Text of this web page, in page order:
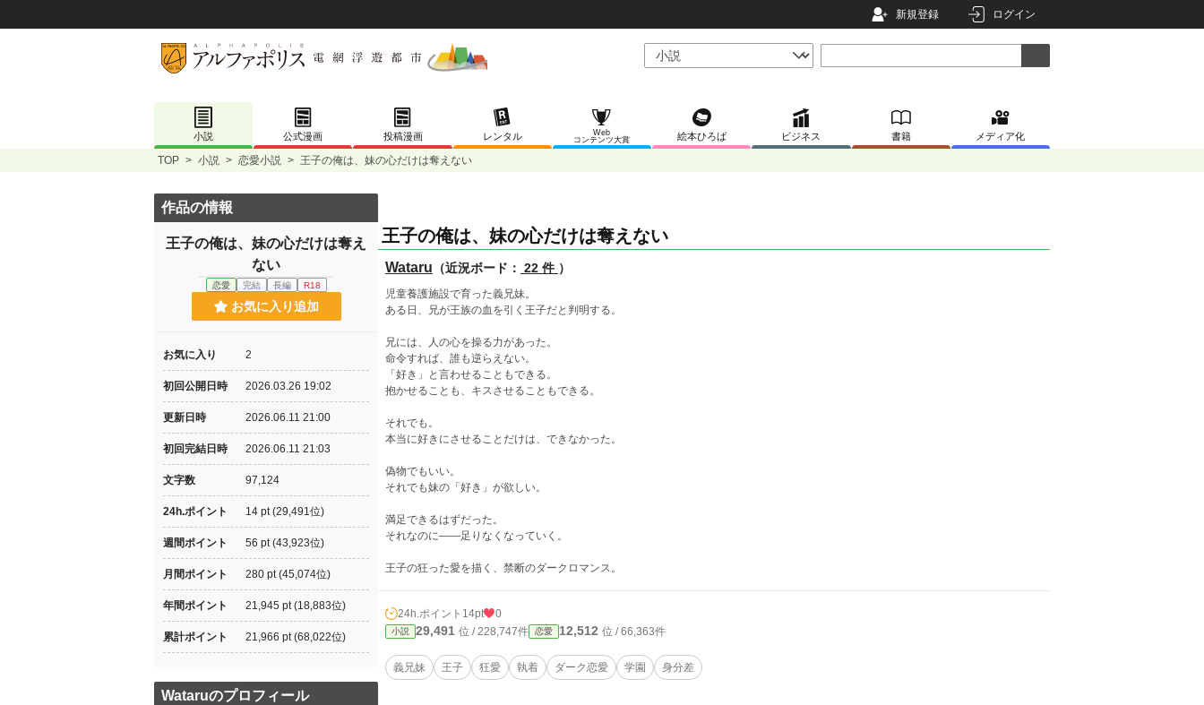
新規登録 ログイン
小説 公式漫画 投稿漫画 レンタル
Web
コンテンツ大賞
絵本ひろば ビジネス 書籍 メディア化
TOP > 小説 > 恋愛小説 > 王子の俺は、妹の心だけは奪えない
王子の俺は、妹の心だけは奪えない
Wataru （近況ボード： 22 件 ）
児童養護施設で育った義兄妹。
ある日、兄が王族の血を引く王子だと判明する。
兄には、人の心を操る力があった。
命令すれば、誰も逆らえない。
「好き」と言わせることもできる。
抱かせることも、キスさせることもできる。
それでも。
本当に好きにさせることだけは、できなかった。
偽物でもいい。
それでも妹の「好き」が欲しい。
満足できるはずだった。
それなのに――足りなくなっていく。
王子の狂った愛を描く、禁断のダークロマンス。
24h.ポイント 14pt 0
小説 29,491 位 / 228,747件 恋愛 12,512 位 / 66,363件
義兄妹 王子 狂愛 執着 ダーク恋愛 学園 身分差
作品の情報
王子の俺は、妹の心だけは奪え
ない
恋愛 完結 長編 R18
お気に入り追加
お気に入り 2
初回公開日時 2026.03.26 19:02
更新日時 2026.06.11 21:00
初回完結日時 2026.06.11 21:03
文字数 97,124
24h.ポイント 14 pt (29,491位)
週間ポイント 56 pt (43,923位)
月間ポイント 280 pt (45,074位)
年間ポイント 21,945 pt (18,883位)
累計ポイント 21,966 pt (68,022位)
Wataruのプロフィール